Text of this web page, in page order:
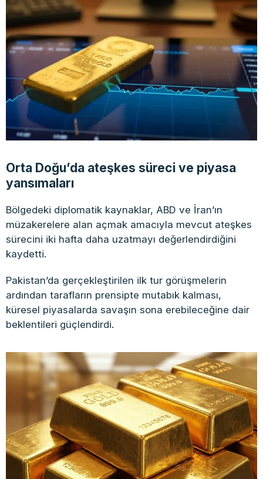
Orta Doğu’da ateşkes süreci ve piyasa
yansımaları
Bölgedeki diplomatik kaynaklar, ABD ve İran’ın
müzakerelere alan açmak amacıyla mevcut ateşkes
sürecini iki hafta daha uzatmayı değerlendirdiğini
kaydetti.
Pakistan’da gerçekleştirilen ilk tur görüşmelerin
ardından tarafların prensipte mutabık kalması,
küresel piyasalarda savaşın sona erebileceğine dair
beklentileri güçlendirdi.